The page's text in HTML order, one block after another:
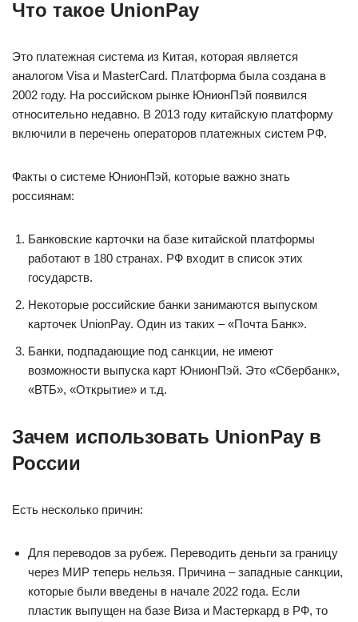
Что такое UnionPay
Это платежная система из Китая, которая является
аналогом Visa и MasterCard. Платформа была создана в
2002 году. На российском рынке ЮнионПэй появился
относительно недавно. В 2013 году китайскую платформу
включили в перечень операторов платежных систем РФ.
Факты о системе ЮнионПэй, которые важно знать
россиянам:
Банковские карточки на базе китайской платформы
работают в 180 странах. РФ входит в список этих
государств.
Некоторые российские банки занимаются выпуском
карточек UnionPay. Один из таких – «Почта Банк».
Банки, подпадающие под санкции, не имеют
возможности выпуска карт ЮнионПэй. Это «Сбербанк»,
«ВТБ», «Открытие» и т.д.
Зачем использовать UnionPay в
России
Есть несколько причин:
Для переводов за рубеж. Переводить деньги за границу
через МИР теперь нельзя. Причина – западные санкции,
которые были введены в начале 2022 года. Если
пластик выпущен на базе Виза и Мастеркард в РФ, то